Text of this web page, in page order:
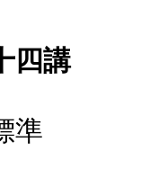
四講
準